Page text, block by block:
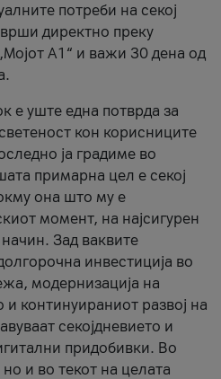
потреби на секој
директно преку
А1“ и важи 30 дена од
е уште една потврда за
кон корисниците
ја градиме во
примарна цел е секој
она што му е
момент, на најсигурен
Зад ваквите
инвестиција во
модернизација на
и континуираниот развој на
секојдневието и
придобивки. Во
и во текот на целата